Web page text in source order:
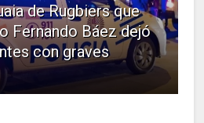
de Rugbiers que
Fernando Báez dejó
con graves